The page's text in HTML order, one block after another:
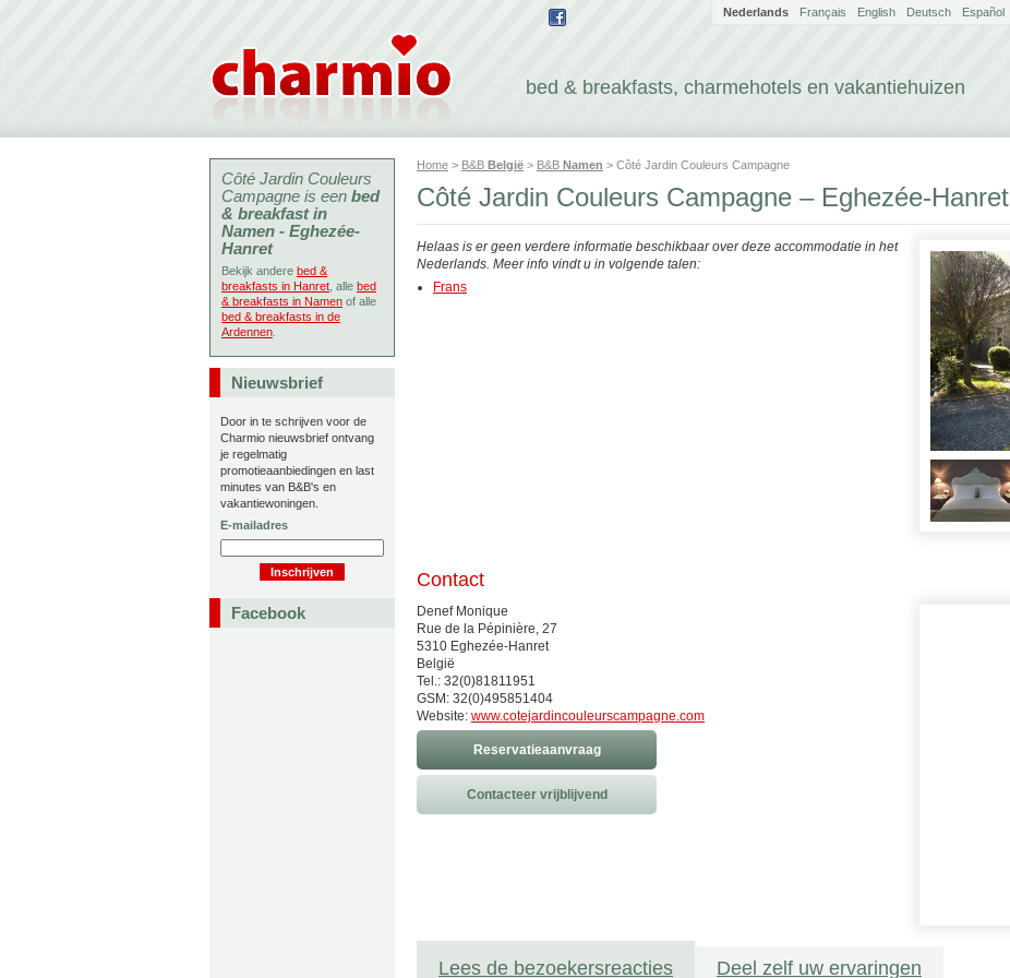
bed & breakfasts, charmehotels en vakantiehuizen
Nederlands Français English Deutsch Español
Home > B&B België > B&B Namen > Côté Jardin Couleurs Campagne
Côté Jardin Couleurs Campagne – Eghezée-Hanret
Helaas is er geen verdere informatie beschikbaar over deze accommodatie in het
Nederlands. Meer info vindt u in volgende talen:
Frans
Contact
Denef Monique
Rue de la Pépinière, 27
5310 Eghezée-Hanret
België
Tel.: 32(0)81811951
GSM: 32(0)495851404
Website: www.cotejardincouleurscampagne.com
Reservatieaanvraag
Contacteer vrijblijvend
Lees de bezoekersreacties Deel zelf uw ervaringen
Côté Jardin Couleurs
Campagne is een bed
& breakfast in
Namen - Eghezée-
Hanret
Bekijk andere bed &
breakfasts in Hanret , alle bed
& breakfasts in Namen of alle
bed & breakfasts in de
Ardennen
Nieuwsbrief
Door in te schrijven voor de
Charmio nieuwsbrief ontvang
je regelmatig
promotieaanbiedingen en last
minutes van B&B's en
vakantiewoningen.
E-mailadres
Facebook